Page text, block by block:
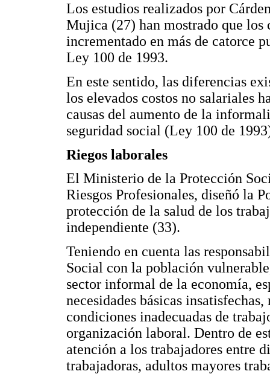
Los estudios realizados por
Mujica (27) han mostrado que los
incrementado en más de catorce
Ley 100 de 1993.
En este sentido, las diferencias
los elevados costos no salariales
causas del aumento de la
seguridad social (Ley 100 de
Riegos laborales
El Ministerio de la Protección
Riesgos Profesionales, diseñó la
protección de la salud de los
independiente (33).
Teniendo en cuenta las
Social con la población
sector informal de la economía,
necesidades básicas
condiciones inadecuadas de
organización laboral. Dentro de
atención a los trabajadores entre
trabajadoras, adultos mayores